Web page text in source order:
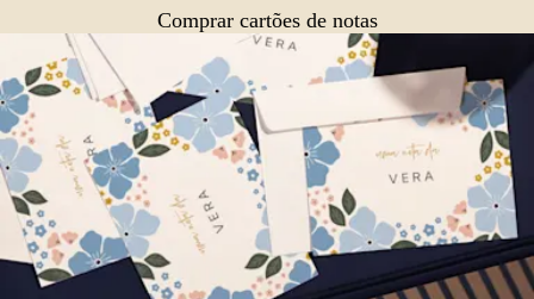
Comprar cartões de notas